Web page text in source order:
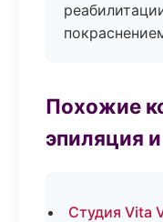
Похожие
эпиляция
Студия Vita